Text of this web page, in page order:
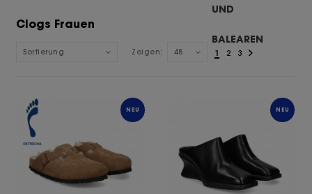
Clogs Frauen
Sortierung Zeigen: 48 1 2 3
NEU NEU